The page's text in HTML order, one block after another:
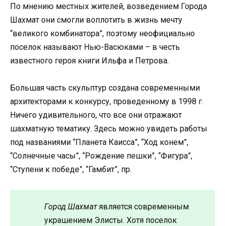
По мнению местных жителей, возведением Города
Шахмат они смогли воплотить в жизнь мечту
“великого комбинатора”, поэтому неофициально
поселок называют Нью-Васюками – в честь
известного героя книги Ильфа и Петрова.
Большая часть скульптур создана современными
архитекторами к конкурсу, проведенному в 1998 г.
Ничего удивительного, что все они отражают
шахматную тематику. Здесь можно увидеть работы
под названиями “Планета Каисса”, “Ход конем”,
“Солнечные часы”, “Рождение пешки”, “Фигура”,
“Ступени к победе”, “Гамбит”, пр.
Город Шахматявляется современным
украшением Элисты. Хотя поселок